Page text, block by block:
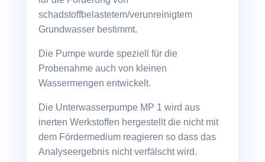
schadstoffbelastetem/verunreinigtem
Grundwasser bestimmt.
Die Pumpe wurde speziell für die
Probenahme auch von kleinen
Wassermengen entwickelt.
Die Unterwasserpumpe MP 1 wird aus
inerten Werkstoffen hergestellt die nicht mit
dem Fördermedium reagieren so dass das
Analyseergebnis nicht verfälscht wird.